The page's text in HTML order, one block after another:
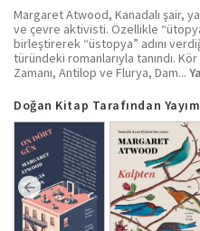
Margaret Atwood, Kanadalı şair,
ve çevre aktivisti. Özellikle
birleştirerek “üstopya” adını
türündeki romanlarıyla tanındı.
Zamanı, Antilop ve Flurya, Dam...
Doğan Kitap Tarafından